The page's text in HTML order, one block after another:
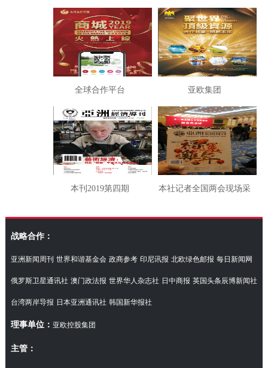
全球合作平台 亚欧集团
本刊2019第四期 本社记者全国两会现场采
访湖南代表团
战略合作：
亚洲新闻周刊 世界和谐基金会 政商参考 印尼讯报 北欧绿色邮报 每日新闻网
俄罗斯卫星通讯社 澳门政法报 世界华人杂志社 日中商报 英国头条辰博新闻社
台湾两岸导报 日本亚洲通讯社 韩国新华报社
理事单位： 亚欧控股集团
主管：